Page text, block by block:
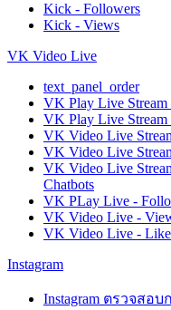
Kick - Followers
Kick - Views
VK Video Live
text_panel_order
VK Play Live
VK Play Live
VK Video Live
VK Video Live
VK Video Live
Chatbots
VK PLay Live -
VK Video Live -
VK Video Live -
Instagram
Instagram ตรวจสอ